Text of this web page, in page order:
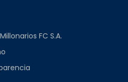
FC S.A.